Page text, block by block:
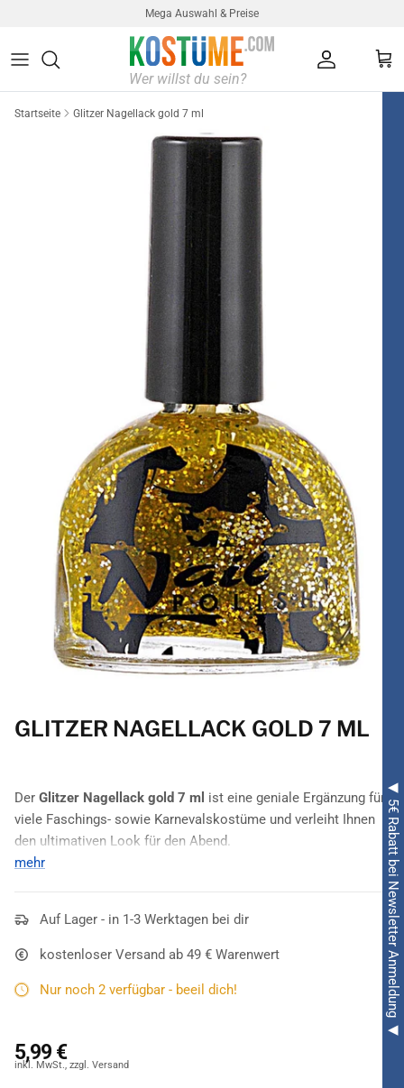
Mega Auswahl & Preise
◀ 5€ Rabatt bei Newsletter Anmeldung ◀
Startseite Glitzer Nagellack gold 7 ml
GLITZER NAGELLACK GOLD 7 ML
Der Glitzer Nagellack gold 7 ml ist eine geniale Ergänzung für
viele Faschings- sowie Karnevalskostüme und verleiht Ihnen
den ultimativen Look für den Abend.
sich zieht. DerGlitzer Nagellack gold 7 ml
passt zu zahlreichen Verkleidungen. Wer möchte, der
kombiniert den Lack problemlos mit anderen Farben aus dem
mehr
Auf Lager - in 1-3 Werktagen bei dir
kostenloser Versand ab 49 € Warenwert
Nur noch 2 verfügbar - beeil dich!
5,99 €